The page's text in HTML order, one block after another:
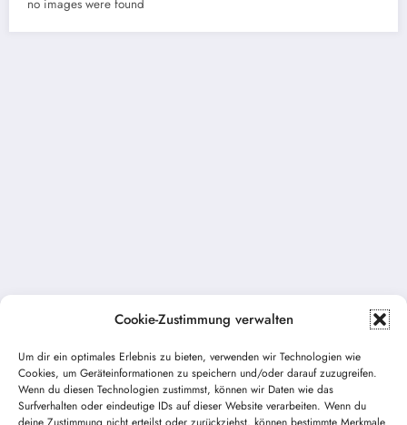
Cookie-Zustimmung verwalten
Um dir ein optimales Erlebnis zu bieten, verwenden wir Technologien wie
Cookies, um Geräteinformationen zu speichern und/oder darauf zuzugreifen.
Wenn du diesen Technologien zustimmst, können wir Daten wie das
Surfverhalten oder eindeutige IDs auf dieser Website verarbeiten. Wenn du
no images were found
Vorheriger Beitrag
Zum Abschied ein Helm – Warum Urgestein